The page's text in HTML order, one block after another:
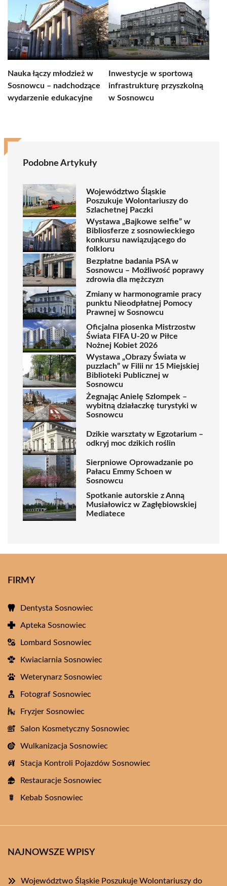
Nauka łączy młodzież w
Sosnowcu – nadchodzące
wydarzenie edukacyjne
Inwestycje w sportową
infrastrukturę przyszkolną
w Sosnowcu
Podobne Artykuły
Województwo Śląskie
Poszukuje Wolontariuszy do
Szlachetnej Paczki
Wystawa „Bajkowe selfie” w
Bibliosferze z sosnowieckiego
konkursu nawiązującego do
folkloru
Bezpłatne badania PSA w
Sosnowcu – Możliwość poprawy
zdrowia dla mężczyzn
Zmiany w harmonogramie pracy
punktu Nieodpłatnej Pomocy
Prawnej w Sosnowcu
Oficjalna piosenka Mistrzostw
Świata FIFA U-20 w Piłce
Nożnej Kobiet 2026
Wystawa „Obrazy Świata w
puzzlach” w Filii nr 15 Miejskiej
Biblioteki Publicznej w
Sosnowcu
Żegnając Anielę Szlompek –
wybitną działaczkę turystyki w
Sosnowcu
Dzikie warsztaty w Egzotarium –
odkryj moc dzikich roślin
Sierpniowe Oprowadzanie po
Pałacu Emmy Schoen w
Sosnowcu
Spotkanie autorskie z Anną
Musiałowicz w Zagłębiowskiej
Mediatece
FIRMY
Dentysta Sosnowiec
Apteka Sosnowiec
Lombard Sosnowiec
Kwiaciarnia Sosnowiec
Weterynarz Sosnowiec
Fotograf Sosnowiec
Fryzjer Sosnowiec
Salon Kosmetyczny Sosnowiec
Wulkanizacja Sosnowiec
Stacja Kontroli Pojazdów Sosnowiec
Restauracje Sosnowiec
Kebab Sosnowiec
NAJNOWSZE WPISY
Województwo Śląskie Poszukuje Wolontariuszy do